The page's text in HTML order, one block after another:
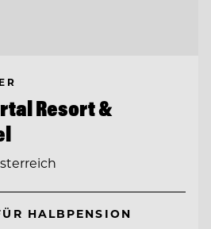
Resort &
HALBPENSION